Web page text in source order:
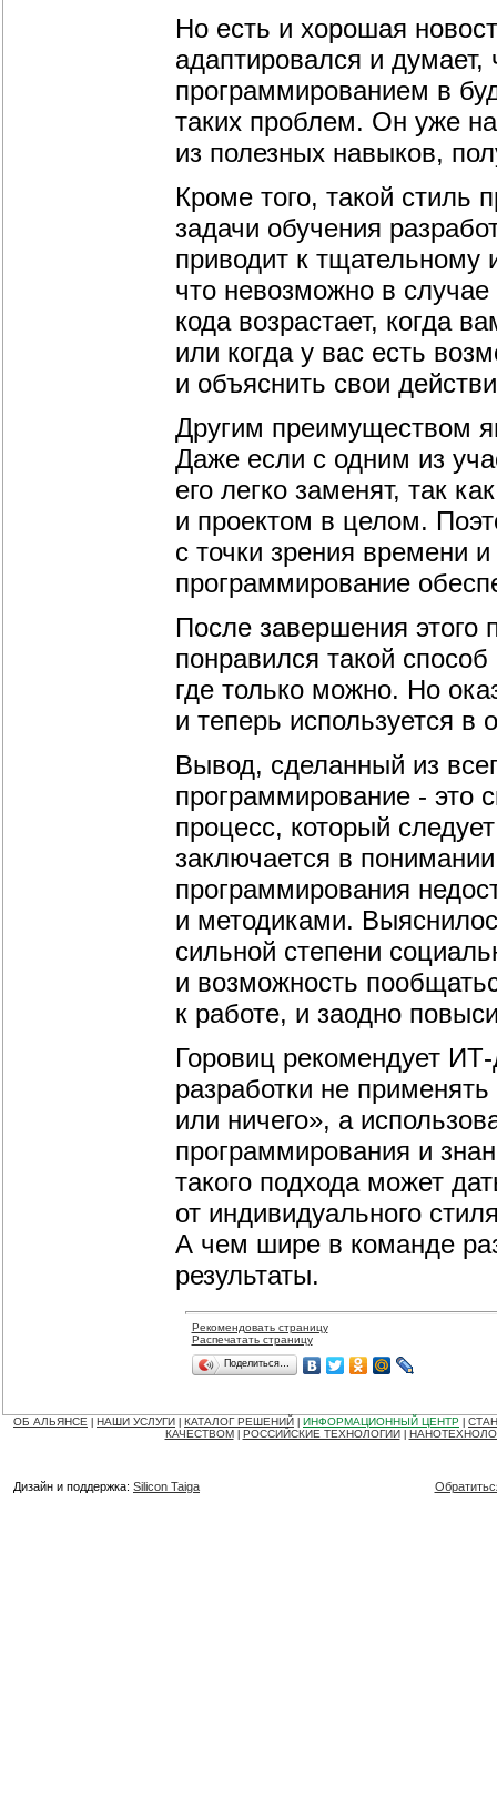
Но есть и хорошая
адаптировался и
программированием в
таких проблем. Он уже
из полезных навыков,
Кроме того, такой стиль
задачи обучения
приводит к тщательному
что невозможно в
кода возрастает, когда
или когда у вас есть
и объяснить свои
Другим преимуществом
Даже если с одним из
его легко заменят, так
и проектом в целом.
с точки зрения времени
программирование
После завершения этого
понравился такой
где только можно. Но
и теперь используется
Вывод, сделанный из
программирование - это
процесс, который
заключается в
программирования
и методиками.
сильной степени
и возможность
к работе, и заодно
Горовиц рекомендует
разработки не
или ничего», а
программирования и
такого подхода может
от индивидуального
А чем шире в команде
результаты.
Рекомендовать страницу
Распечатать страницу
Поделиться…
ОБ АЛЬЯНСЕ НАШИ УСЛУГИ КАТАЛОГ РЕШЕНИЙ ИНФОРМАЦИОННЫЙ ЦЕНТР
КАЧЕСТВОМ
РОССИЙСКИЕ ТЕХНОЛОГИИ
Дизайн и поддержка: Silicon Taiga